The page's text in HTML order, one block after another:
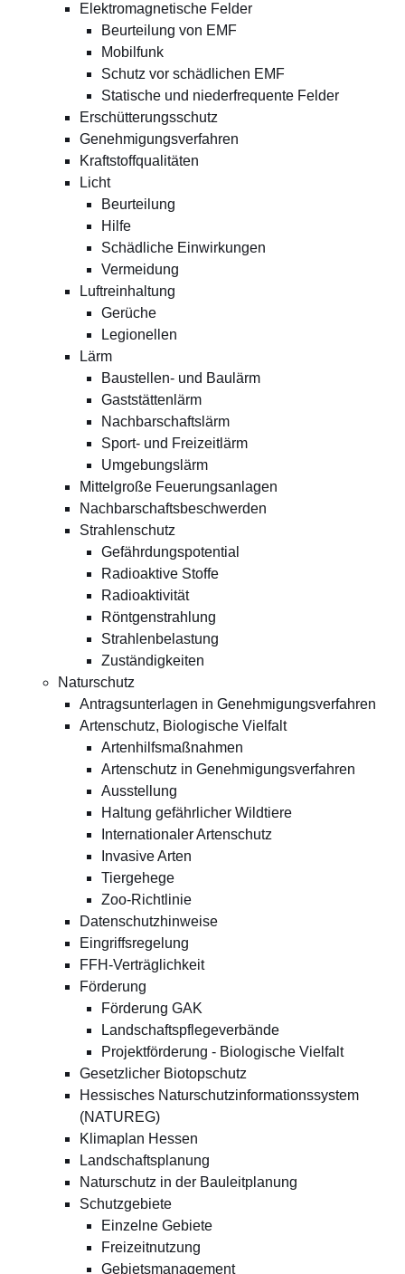
Elektromagnetische Felder
Beurteilung von EMF
Mobilfunk
Schutz vor schädlichen EMF
Statische und niederfrequente Felder
Erschütterungsschutz
Genehmigungsverfahren
Kraftstoffqualitäten
Licht
Beurteilung
Hilfe
Schädliche Einwirkungen
Vermeidung
Luftreinhaltung
Gerüche
Legionellen
Lärm
Baustellen- und Baulärm
Gaststättenlärm
Nachbarschaftslärm
Sport- und Freizeitlärm
Umgebungslärm
Mittelgroße Feuerungsanlagen
Nachbarschaftsbeschwerden
Strahlenschutz
Gefährdungspotential
Radioaktive Stoffe
Radioaktivität
Röntgenstrahlung
Strahlenbelastung
Zuständigkeiten
Naturschutz
Antragsunterlagen in Genehmigungsverfahren
Artenschutz, Biologische Vielfalt
Artenhilfsmaßnahmen
Artenschutz in Genehmigungsverfahren
Ausstellung
Haltung gefährlicher Wildtiere
Internationaler Artenschutz
Invasive Arten
Tiergehege
Zoo-Richtlinie
Datenschutzhinweise
Eingriffsregelung
FFH-Verträglichkeit
Förderung
Förderung GAK
Landschaftspflegeverbände
Projektförderung - Biologische Vielfalt
Gesetzlicher Biotopschutz
Hessisches Naturschutzinformationssystem
(NATUREG)
Klimaplan Hessen
Landschaftsplanung
Naturschutz in der Bauleitplanung
Schutzgebiete
Einzelne Gebiete
Freizeitnutzung
Gebietsmanagement